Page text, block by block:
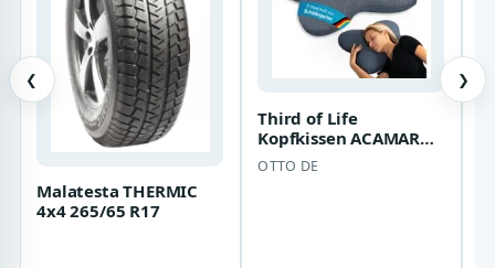
❮
Malatesta THERMIC
4x4 265/65 R17
Third of Life
Kopfkissen ACAMAR
Thermic QuickDry,
Bezug: Thermic-
OTTO DE
❯